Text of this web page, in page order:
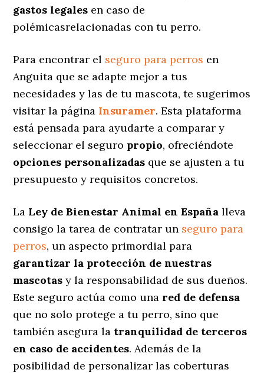
gastos legales en caso de
polémicasrelacionadas con tu perro.
Para encontrar el seguro para perros en
Anguita que se adapte mejor a tus
necesidades y las de tu mascota, te sugerimos
visitar la página Insuramer. Esta plataforma
está pensada para ayudarte a comparar y
seleccionar el seguro propio, ofreciéndote
opciones personalizadas que se ajusten a tu
presupuesto y requisitos concretos.
La Ley de Bienestar Animal en España lleva
consigo la tarea de contratar un seguro para
perros, un aspecto primordial para
garantizar la protección de nuestras
mascotas y la responsabilidad de sus dueños.
Este seguro actúa como una red de defensa
que no solo protege a tu perro, sino que
también asegura la tranquilidad de terceros
en caso de accidentes. Además de la
posibilidad de personalizar las coberturas